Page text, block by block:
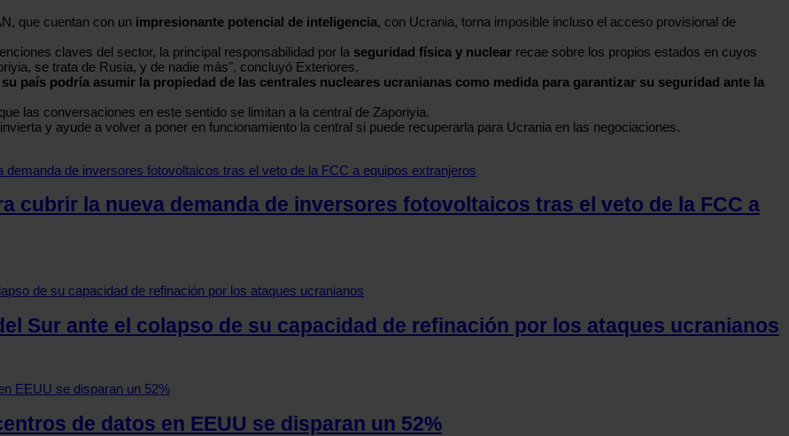
que cuentan con un impresionante potencial de inteligencia, con Ucrania, torna imposible incluso el acceso provisional de
claves del sector, la principal responsabilidad por la seguridad física y nuclear recae sobre los propios estados en cuyos
se trata de Rusia, y de nadie más", concluyó Exteriores.
país podría asumir la propiedad de las centrales nucleares ucranianas como medida para garantizar su seguridad ante la
las conversaciones en este sentido se limitan a la central de Zaporiyia.
invierta y ayude a volver a poner en funcionamiento la central si puede recuperarla para Ucrania en las negociaciones.
cubrir la nueva demanda de inversores fotovoltaicos tras el veto de la FCC a
Sur ante el colapso de su capacidad de refinación por los ataques ucranianos
de datos en EEUU se disparan un 52%